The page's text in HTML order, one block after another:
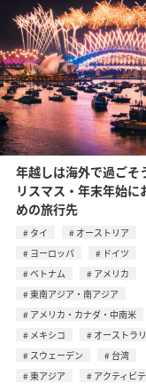
年越しは海外で過ごそ
リスマス・年末年始に
めの旅行先
タイ
オーストリア
ヨーロッパ
ドイツ
ベトナム
アメリカ
東南アジア・南アジア
アメリカ・カナダ・中南米
メキシコ
オーストラ
スウェーデン
台湾
東アジア
アクティビテ